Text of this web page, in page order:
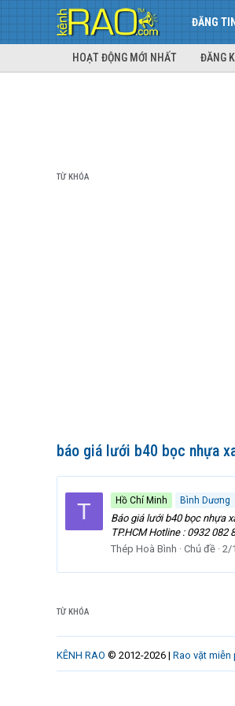
ĐĂNG TIN
HOẠT ĐỘNG MỚI NHẤT ĐĂNG
TỪ KHÓA
báo giá lưới b40 bọc nhựa
T Hồ Chí Minh Bình Dương
Báo giá lưới b40 bọc nhựa
TP.HCM Hotline : 0932
Thép Hoà Bình
Chủ đề 2/
TỪ KHÓA
KÊNH RAO © 2012-2026 | Rao vặt miễn